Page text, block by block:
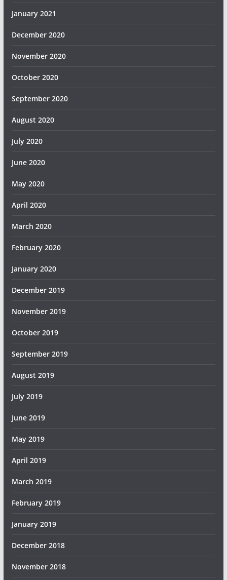
January 2021
December 2020
November 2020
October 2020
September 2020
August 2020
July 2020
June 2020
May 2020
April 2020
March 2020
February 2020
January 2020
December 2019
November 2019
October 2019
September 2019
August 2019
July 2019
June 2019
May 2019
April 2019
March 2019
February 2019
January 2019
December 2018
November 2018